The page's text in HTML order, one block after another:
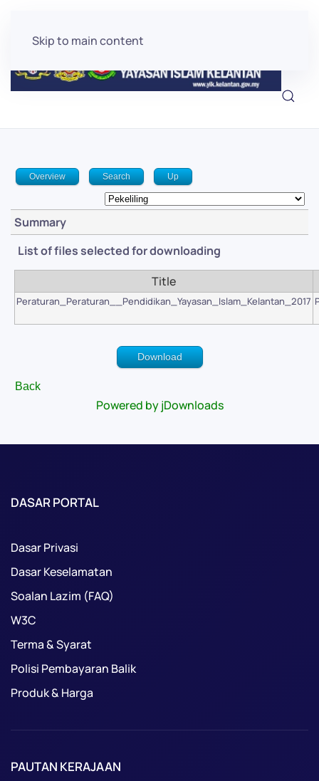
Skip to main content
Overview Search Up
Summary
List of files selected for downloading
Title
Peraturan_Peraturan__Pendidikan_Yayasan_Islam_Kelantan_2017
Download
Back
Powered by jDownloads
DASAR PORTAL
Dasar Privasi
Dasar Keselamatan
Soalan Lazim (FAQ)
W3C
Terma & Syarat
Polisi Pembayaran Balik
Produk & Harga
PAUTAN KERAJAAN